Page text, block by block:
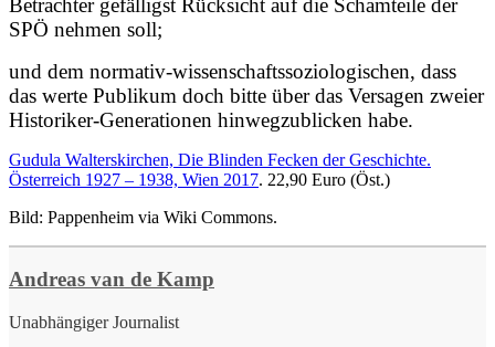
SPÖ nehmen soll;
und dem normativ-wissenschaftssoziologischen, dass
das werte Publikum doch bitte über das Versagen zweier
Historiker-Generationen hinwegzublicken habe.
Gudula Walterskirchen, Die Blinden Fecken der Geschichte.
Österreich 1927 – 1938, Wien 2017. 22,90 Euro (Öst.)
Bild: Pappenheim via Wiki Commons.
Andreas van de Kamp
Unabhängiger Journalist